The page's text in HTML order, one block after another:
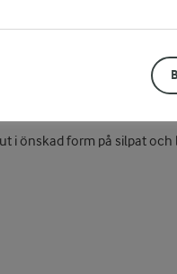
smör, mjöl och florsocker
i önskad form på silpat och